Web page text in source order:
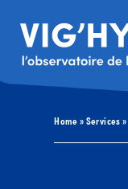
Home»Services»